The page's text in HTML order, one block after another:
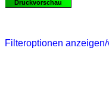
Druckvorschau
Filteroptionen